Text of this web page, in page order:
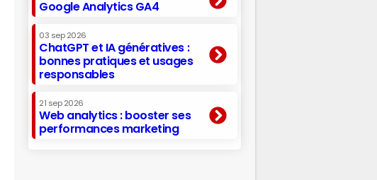
Google Analytics GA4
03 sep 2026
ChatGPT et IA génératives :
bonnes pratiques et usages
responsables
21 sep 2026
Web analytics : booster ses
performances marketing